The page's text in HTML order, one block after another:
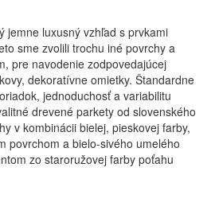
jemne luxusný vzhľad s prvkami
sme zvolili trochu iné povrchy a
pre navodenie zodpovedajúcej
dekoratívne omietky. Štandardne
jednoduchosť a variabilitu
drevené parkety od slovenského
v kombinácii bielej, pieskovej farby,
povrchom a bielo-sivého umelého
zo staroružovej farby poťahu